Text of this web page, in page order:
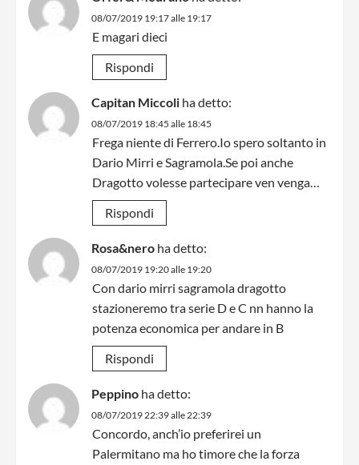
08/07/2019 19:17 alle 19:17
E magari dieci
Rispondi
Capitan Miccoli ha detto:
08/07/2019 18:45 alle 18:45
Frega niente di Ferrero.Io spero soltanto in
Dario Mirri e Sagramola.Se poi anche
Dragotto volesse partecipare ven venga…
Rispondi
Rosa&nero ha detto:
08/07/2019 19:20 alle 19:20
Con dario mirri sagramola dragotto
stazioneremo tra serie D e C nn hanno la
potenza economica per andare in B
Rispondi
Peppino ha detto:
08/07/2019 22:39 alle 22:39
Concordo, anch’io preferirei un
Palermitano ma ho timore che la forza